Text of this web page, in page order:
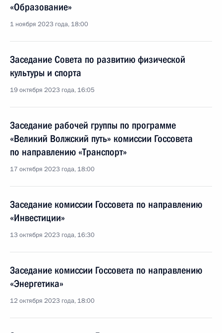
«Образование»
1 ноября 2023 года, 18:00
Заседание Совета по развитию физической
культуры и спорта
19 октября 2023 года, 16:05
Заседание рабочей группы по программе
«Великий Волжский путь» комиссии Госсовета
по направлению «Транспорт»
17 октября 2023 года, 18:00
Заседание комиссии Госсовета по направлению
«Инвестиции»
13 октября 2023 года, 16:30
Заседание комиссии Госсовета по направлению
«Энергетика»
12 октября 2023 года, 18:00